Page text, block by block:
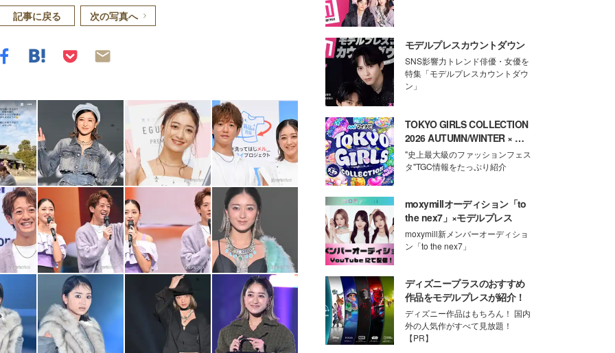
記事に戻る 次の写真へ
モデルプレスカウントダウン
SNS影響力トレンド俳優・女優を
特集「モデルプレスカウントダウ
ン」
TOKYO GIRLS COLLECTION
2026 AUTUMN/WINTER × モ
デルプレス
"史上最大級のファッションフェス
タ"TGC情報をたっぷり紹介
moxymillオーディション「to
the nex7」×モデルプレス
moxymill新メンバーオーディショ
ン「to the nex7」
ディズニープラスのおすすめ
作品をモデルプレスが紹介！
ディズニー作品はもちろん！ 国内
外の人気作がすべて見放題！
【PR】